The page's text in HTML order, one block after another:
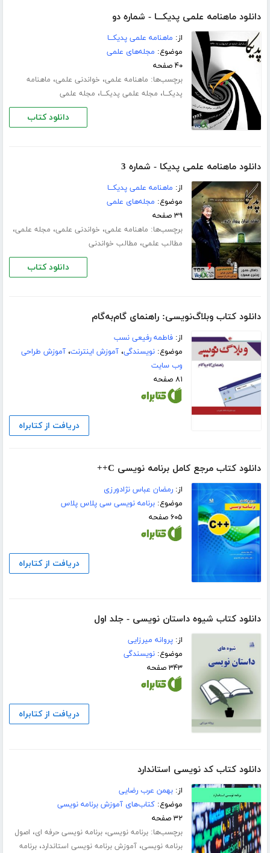
دانلود ماهنامه علمی پدیکـــا - شماره دو
از: ماهنامه علمی پدیکـــا
موضوع: مجله‌های علمی
۴۰ صفحه
برچسب‌ها: ماهنامه علمی، خواندنی علمی، ماهنامه
پدیکـــا، مجله علمی پدیکـــا، مجله علمی
دانلود کتاب
دانلود ماهنامه علمی پدیکا - شماره 3
از: ماهنامه علمی پدیکـــا
موضوع: مجله‌های علمی
۳۹ صفحه
برچسب‌ها: ماهنامه علمی، خواندنی علمی، مجله علمی،
مطالب علمی، مطالب خواندنی
دانلود کتاب
دانلود کتاب وبلاگ‌نویسی: راهنمای گام‌به‌گام
از:فاطمه رفیعی نسب
موضوع:نویسندگی،آموزش اینترنت،آموزش طراحی
وب سایت
۸۱ صفحه
دریافت از کتابراه
دانلود کتاب مرجع کامل برنامه نویسی C++
از:رمضان عباس نژادورزی
موضوع:برنامه نویسی سی پلاس پلاس
۶۰۵ صفحه
دریافت از کتابراه
دانلود کتاب شیوه داستان نویسی - جلد اول
از:پروانه میرزایی
موضوع:نویسندگی
۳۴۳ صفحه
دریافت از کتابراه
دانلود کتاب کد نویسی استاندارد
از:بهمن عرب رضایی
موضوع:کتاب‌های آموزش برنامه نویسی
۳۲ صفحه
برچسب‌ها:برنامه نویسی،برنامه نویسی حرفه ای، اصول
برنامه نویسی،آموزش برنامه نویسی استاندارد،برنامه